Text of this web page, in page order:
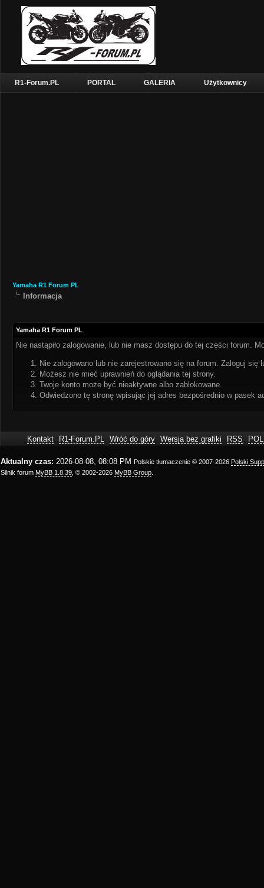
R1-Forum.PL PORTAL GALERIA Użytkownicy
Yamaha R1 Forum PL
Informacja
Yamaha R1 Forum PL
Nie nastąpiło zalogowanie, lub nie masz dostępu do tej części forum.
Nie zalogowano lub nie zarejestrowano się na forum. Zaloguj się
Możesz nie mieć uprawnień do oglądania tej strony.
Twoje konto może być nieaktywne albo zablokowane.
Odwiedzono tę stronę wpisując jej adres bezpośrednio w pasek
Kontakt R1-Forum.PL Wróć do góry Wersja bez grafiki RSS
Aktualny czas: 2026-08-08, 08:08 PM Polskie tłumaczenie © 2007-2026 Polski
Silnik forum MyBB 1.8.39 , © 2002-2026 MyBB Group